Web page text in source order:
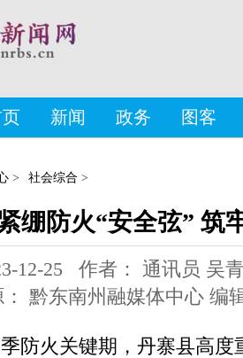
新闻 政务 图客
> 社会综合 >
绷防火“安全弦” 筑
12-25 作者： 通讯员 吴
： 黔东南州融媒体中心 编
防火关键期，丹寨县高度